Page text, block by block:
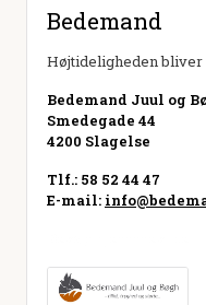
Bedemand
Højtideligheden bliver
Bedemand Juul og
Smedegade 44
4200 Slagelse
Tlf.: 58 52 44 47
E-mail: